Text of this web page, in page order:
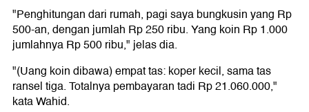
"Penghitungan dari rumah, pagi saya bungkusin yang Rp
500-an, dengan jumlah Rp 250 ribu. Yang koin Rp 1.000
jumlahnya Rp 500 ribu," jelas dia.
"(Uang koin dibawa) empat tas: koper kecil, sama tas
ransel tiga. Totalnya pembayaran tadi Rp 21.060.000,"
kata Wahid.